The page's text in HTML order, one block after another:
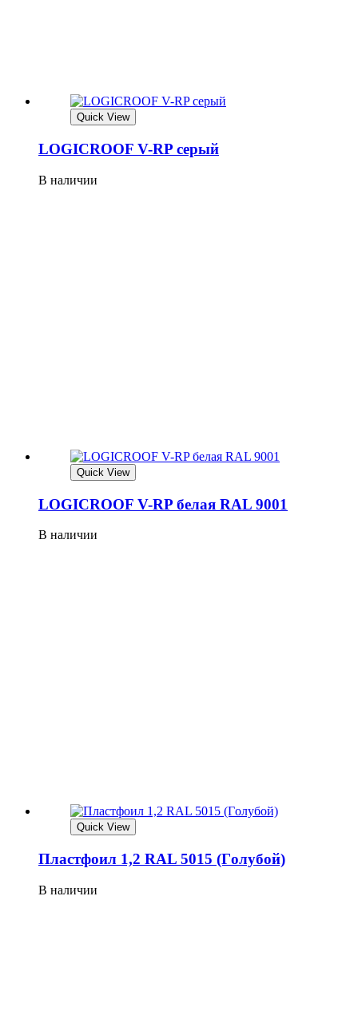
Quick View
LOGICROOF V-RP серый
В наличии
Quick View
LOGICROOF V-RP белая RAL 9001
В наличии
Quick View
Плaстфoил 1,2 RAL 5015 (Гoлубoй)
В наличии